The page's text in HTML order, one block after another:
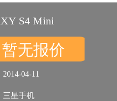
S4 Mini
暂无报价
2014-04-11
三星手机